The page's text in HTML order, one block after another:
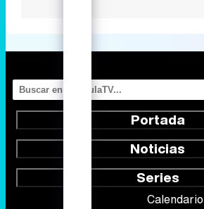
Portada
Noticias
Series
Calendario